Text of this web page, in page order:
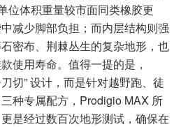
位体积重量较市面同类橡胶更
减少脚部负担；而内层结构则强
密布、荆棘丛生的复杂地形，也
使用寿命。值得一提的是，
切” 设计，而是针对越野跑、徒
种专属配方，Prodigio MAX 所
是经过数百次地形测试，确保在